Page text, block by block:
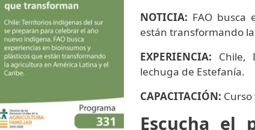
NOTICIA: FAO busca
están transformando
EXPERIENCIA: Chile,
lechuga de Estefanía.
CAPACITACIÓN:
Escucha el